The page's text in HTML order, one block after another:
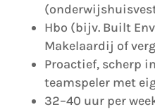
Hbo (bijv. Built
Makelaardij of
Proactief, scherp
teamspeler met
32–40 uur per